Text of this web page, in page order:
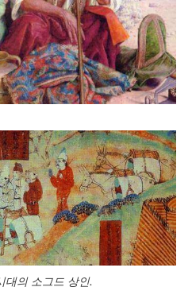
대의 소그드 상인.